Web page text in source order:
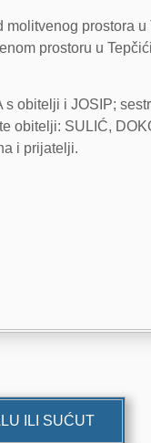
prostora
prostoru u
obitelji i JOSIP;
obitelji: SULIĆ,
i prijatelji.
ILI SUĆUT